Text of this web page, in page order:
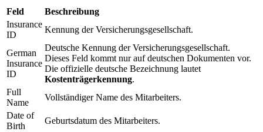
Feld
Beschreibung
Insurance
ID
Kennung der Versicherungsgesellschaft.
German
Insurance
ID
Deutsche Kennung der Versicherungsgesellschaft.
Dieses Feld kommt nur auf deutschen Dokumenten vor.
Die offizielle deutsche Bezeichnung lautet
Kostenträgerkennung.
Full
Name
Vollständiger Name des Mitarbeiters.
Date of
Birth
Geburtsdatum des Mitarbeiters.